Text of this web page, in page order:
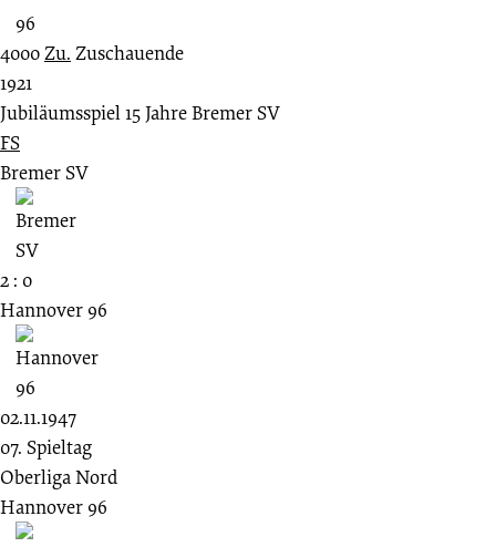
4000Zu. Zuschauende
1921
Jubiläumsspiel 15 Jahre Bremer SV
FS
Bremer SV
2 : 0
Hannover 96
02.11.1947
07. Spieltag
Oberliga Nord
Hannover 96